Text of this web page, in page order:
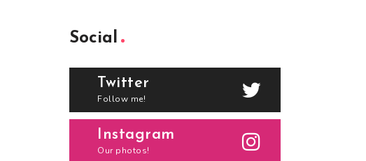
Social
Twitter
Follow me!
Instagram
Our photos!